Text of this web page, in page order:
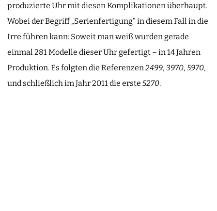
produzierte Uhr mit diesen Komplikationen überhaupt.
Wobei der Begriff „Serienfertigung“ in diesem Fall in die
Irre führen kann: Soweit man weiß wurden gerade
einmal 281 Modelle dieser Uhr gefertigt – in 14 Jahren
Produktion. Es folgten die Referenzen2499, 3970, 5970,
und schließlich im Jahr 2011 die erste 5270.